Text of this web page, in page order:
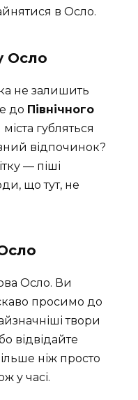
в Осло.
Осло
не залишить
до Північного
губляться
відпочинок?
— піші
що тут, не
Осло. Ви
просимо до
твори
відвідайте
ніж просто
у часі.